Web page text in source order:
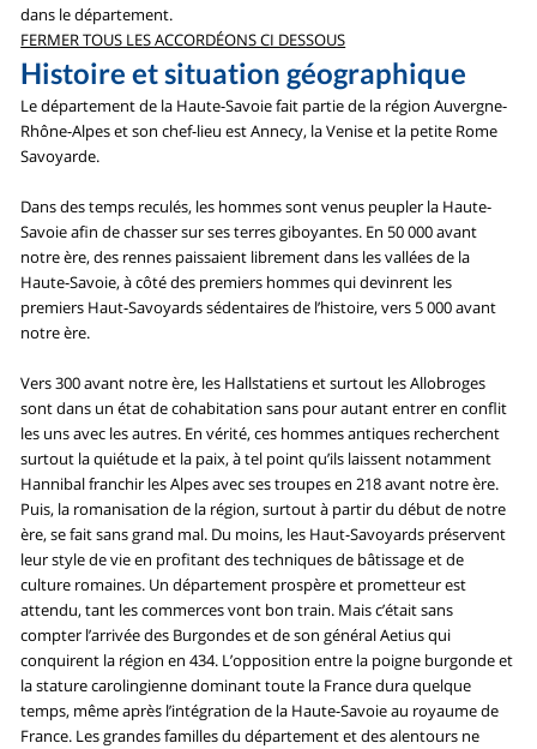
dans le département.
FERMER TOUS LES ACCORDÉONS CI DESSOUS
Histoire et situation géographique
Le département de la Haute-Savoie fait partie de la région Auvergne-
Rhône-Alpes et son chef-lieu est Annecy, la Venise et la petite Rome
Savoyarde.
Dans des temps reculés, les hommes sont venus peupler la Haute-
Savoie afin de chasser sur ses terres giboyantes. En 50 000 avant
notre ère, des rennes paissaient librement dans les vallées de la
Haute-Savoie, à côté des premiers hommes qui devinrent les
premiers Haut-Savoyards sédentaires de l’histoire, vers 5 000 avant
notre ère.
Vers 300 avant notre ère, les Hallstatiens et surtout les Allobroges
sont dans un état de cohabitation sans pour autant entrer en conflit
les uns avec les autres. En vérité, ces hommes antiques recherchent
surtout la quiétude et la paix, à tel point qu’ils laissent notamment
Hannibal franchir les Alpes avec ses troupes en 218 avant notre ère.
Puis, la romanisation de la région, surtout à partir du début de notre
ère, se fait sans grand mal. Du moins, les Haut-Savoyards préservent
leur style de vie en profitant des techniques de bâtissage et de
culture romaines. Un département prospère et prometteur est
attendu, tant les commerces vont bon train. Mais c’était sans
compter l’arrivée des Burgondes et de son général Aetius qui
conquirent la région en 434. L’opposition entre la poigne burgonde et
la stature carolingienne dominant toute la France dura quelque
temps, même après l’intégration de la Haute-Savoie au royaume de
France. Les grandes familles du département et des alentours ne